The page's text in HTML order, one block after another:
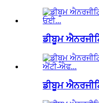
ਡੀਬੂਮ
ਡੀਬੂਮ